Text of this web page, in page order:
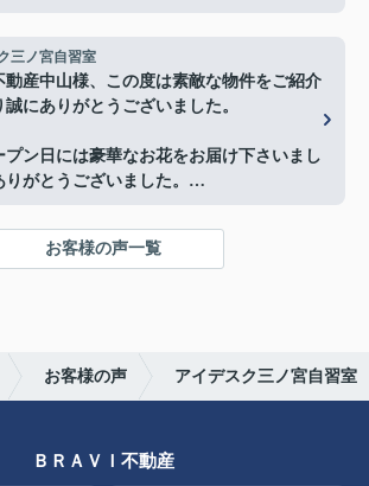
三ノ宮自習室
動産中山様、この度は素敵な物件をご紹介
誠にありがとうございました。
プン日には豪華なお花をお届け下さいまし
がとうございました。
事ができました。
謝申し上げます。
お客様の声一覧
お客様の声 アイデスク三ノ宮自習室
ＢＲＡＶＩ不動産